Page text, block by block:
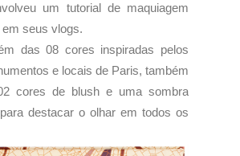
um tutorial de maquiagem
seus vlogs.
das 08 cores inspiradas pelos
e locais de Paris, também
cores de blush e uma sombra
destacar o olhar em todos os